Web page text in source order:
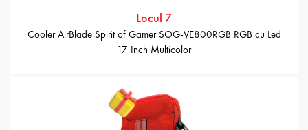
Locul 7
Cooler AirBlade Spirit of Gamer SOG-VE800RGB RGB cu Led
17 Inch Multicolor